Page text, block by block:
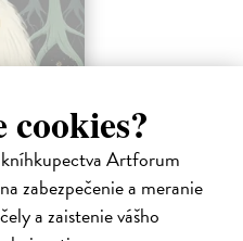
Artforum
zabezpečenie a meranie
a zaistenie vášho
umělkyně Laura Pérez
sesoumrakem. Mysteriózní
lidí, kteří procházejí nocí.